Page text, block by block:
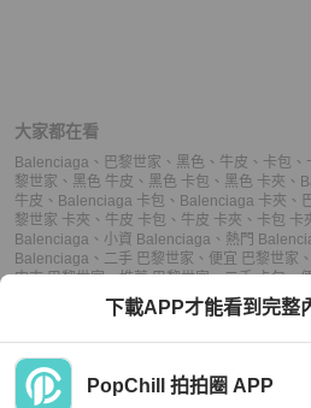
大家都在看
Balenciaga 、 巴黎世家 、 黑色 、 牛皮 、 卡包 、
黎世家 、 黑色 牛皮 、 黑色 卡包 、 黑色 卡夾 、
牛皮 、 Balenciaga 卡包 、 Balenciaga 卡夾 、
黎世家 卡夾 、 牛皮 卡包 、 牛皮 卡夾 、 卡包 卡
Balenciaga 、 小資 Balenciaga 、 熱門
Balenciaga 、 二手 巴黎世家 、 便宜 巴黎世家 、
中古 巴黎世家、推薦 巴黎世家、二手 卡包、
、推薦 卡包、 二手 卡夾、便宜
推薦 卡夾
下載APP才能看到完整
PopChill 拍拍圈 APP